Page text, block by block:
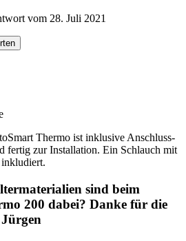
vom 28. Juli 2021
Thermo ist inklusive Anschluss-
fertig zur Installation. Ein Schlauch mit
sind beim
200 dabei? Danke für die